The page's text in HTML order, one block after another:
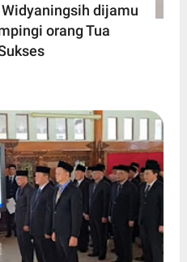
dijamu
orang Tua